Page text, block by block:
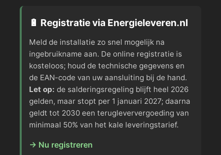
🔋 Registratie via Energieleveren.nl
Meld de installatie zo snel mogelijk na
ingebruikname aan. De online registratie is
kosteloos; houd de technische gegevens en
de EAN-code van uw aansluiting bij de hand.
Let op: de salderingsregeling blijft heel 2026
gelden, maar stopt per 1 januari 2027; daarna
geldt tot 2030 een terugleververgoeding van
minimaal 50% van het kale leveringstarief.
→ Nu registreren